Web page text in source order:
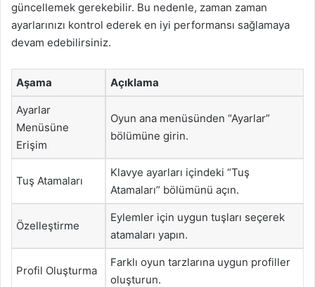
güncellemek gerekebilir. Bu nedenle, zaman zaman
ayarlarınızı kontrol ederek en iyi performansı sağlamaya
devam edebilirsiniz.
Aşama Açıklama
Ayarlar
Menüsüne
Erişim
Oyun ana menüsünden “Ayarlar”
bölümüne girin.
Tuş Atamaları
Klavye ayarları içindeki “Tuş
Atamaları” bölümünü açın.
Özelleştirme
Eylemler için uygun tuşları seçerek
atamaları yapın.
Profil Oluşturma
Farklı oyun tarzlarına uygun profiller
oluşturun.